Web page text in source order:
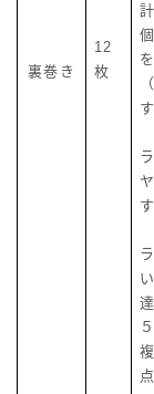
裏巻き
12
枚
す
す